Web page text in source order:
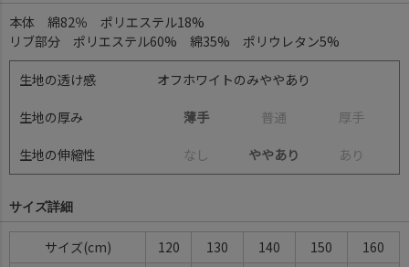
本体 綿82％ ポリエステル18%
リブ部分 ポリエステル60% 綿35% ポリウレタン5%
生地の透け感 オフホワイトのみややあり
生地の厚み 薄手 普通 厚手
生地の伸縮性 な し ややあり あ り
サイズ詳細
サイズ(cm) 120 130 140 150
160